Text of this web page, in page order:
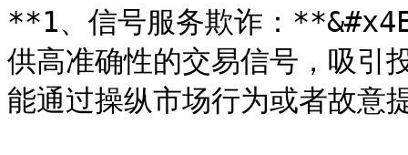
**1、信号服务欺诈：
供高准确性的交易信号，吸引
能通过操纵市场行为或者故意